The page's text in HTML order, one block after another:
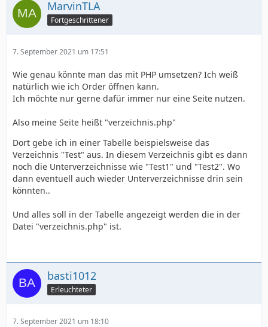
MarvinTLA
Fortgeschrittener
7. September 2021 um 17:51
Wie genau könnte man das mit PHP umsetzen? Ich weiß
natürlich wie ich Order öffnen kann.
Ich möchte nur gerne dafür immer nur eine Seite nutzen.
Also meine Seite heißt "verzeichnis.php"
Dort gebe ich in einer Tabelle beispielsweise das
Verzeichnis "Test" aus. In diesem Verzeichnis gibt es dann
noch die Unterverzeichnisse wie "Test1" und "Test2". Wo
dann eventuell auch wieder Unterverzeichnisse drin sein
könnten..
Und alles soll in der Tabelle angezeigt werden die in der
Datei "verzeichnis.php" ist.
basti1012
Erleuchteter
7. September 2021 um 18:10